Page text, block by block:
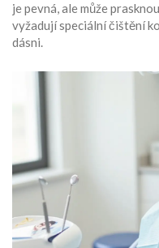
je pevná, ale může
vyžadují speciální čištění
dásni.